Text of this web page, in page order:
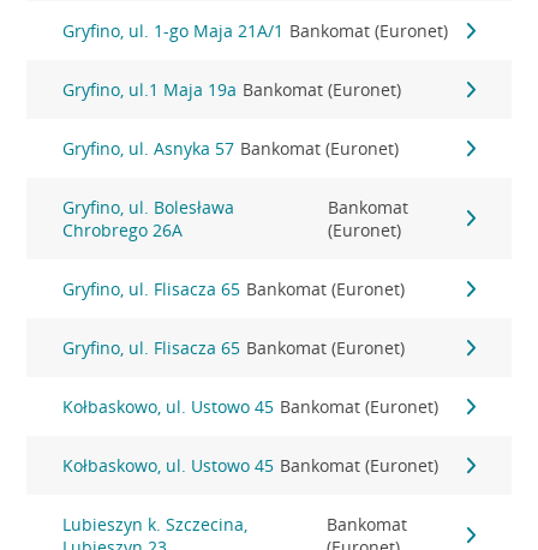
Gryfino, ul. 1-go Maja 21A/1 Bankomat (Euronet)
Gryfino, ul.1 Maja 19a Bankomat (Euronet)
Gryfino, ul. Asnyka 57 Bankomat (Euronet)
Gryfino, ul. Bolesława
Chrobrego 26A
Bankomat
(Euronet)
Gryfino, ul. Flisacza 65 Bankomat (Euronet)
Gryfino, ul. Flisacza 65 Bankomat (Euronet)
Kołbaskowo, ul. Ustowo 45 Bankomat (Euronet)
Kołbaskowo, ul. Ustowo 45 Bankomat (Euronet)
Lubieszyn k. Szczecina,
Bankomat